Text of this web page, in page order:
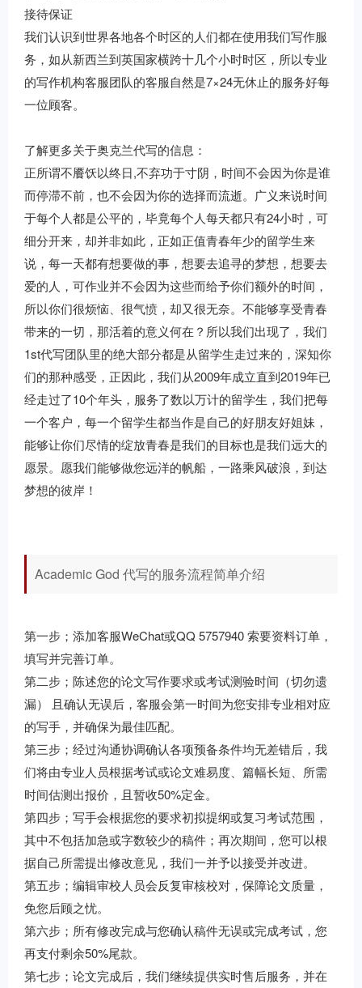
接待保证
我们认识到世界各地各个时区的人们都在使用我们写作服
务，如从新西兰到英国家横跨十几个小时时区，所以专业
的写作机构客服团队的客服自然是7×24无休止的服务好每
一位顾客。
了解更多关于奥克兰代写的信息：
正所谓不餍饫以终日,不弃功于寸阴，时间不会因为你是谁
而停滞不前，也不会因为你的选择而流逝。广义来说时间
于每个人都是公平的，毕竟每个人每天都只有24小时，可
细分开来，却并非如此，正如正值青春年少的留学生来
说，每一天都有想要做的事，想要去追寻的梦想，想要去
爱的人，可作业并不会因为这些而给予你们额外的时间，
所以你们很烦恼、很气愤，却又很无奈。不能够享受青春
带来的一切，那活着的意义何在？所以我们出现了，我们
1st代写团队里的绝大部分都是从留学生走过来的，深知你
们的那种感受，正因此，我们从2009年成立直到2019年已
经走过了10个年头，服务了数以万计的留学生，我们把每
一个客户，每一个留学生都当作是自己的好朋友好姐妹，
能够让你们尽情的绽放青春是我们的目标也是我们远大的
愿景。愿我们能够做您远洋的帆船，一路乘风破浪，到达
梦想的彼岸！
Academic God 代写的服务流程简单介绍
第一步；添加客服WeChat或QQ 5757940 索要资料订单，
填写并完善订单。
第二步；陈述您的论文写作要求或考试测验时间（切勿遗
漏） 且确认无误后，客服会第一时间为您安排专业相对应
的写手，并确保为最佳匹配。
第三步；经过沟通协调确认各项预备条件均无差错后，我
们将由专业人员根据考试或论文难易度、篇幅长短、所需
时间估测出报价，且暂收50%定金。
第四步；写手会根据您的要求初拟提纲或复习考试范围，
其中不包括加急或字数较少的稿件；再次期间，您可以根
据自己所需提出修改意见，我们一并予以接受并改进。
第五步；编辑审校人员会反复审核校对，保障论文质量，
免您后顾之忧。
第六步；所有修改完成与您确认稿件无误或完成考试，您
再支付剩余50%尾款。
第七步；论文完成后，我们继续提供实时售后服务，并在